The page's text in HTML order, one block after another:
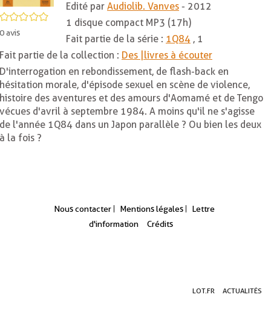
LOT.FR ACTUALITÉS
5
0avis
Edité par Audiolib. Vanves - 2012
1 disque compact MP3 (17h)
Fait partie de la série : 1Q84 , 1
Fait partie de la collection : Des |livres à écouter
D'interrogation en rebondissement, de flash-back en
hésitation morale, d'épisode sexuel en scène de violence,
histoire des aventures et des amours d'Aomamé et de Tengo
vécues d'avril à septembre 1984. A moins qu'il ne s'agisse
de l'année 1Q84 dans un Japon parallèle ? Ou bien les deux
à la fois ?
Nous contacter Mentions légales
Lettre
d'information
Crédits